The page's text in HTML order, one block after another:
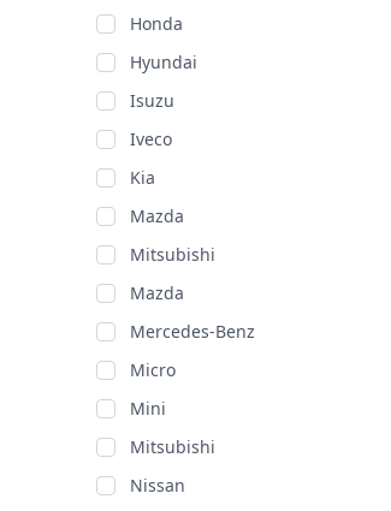
Honda
Hyundai
Isuzu
Iveco
Kia
Mazda
Mitsubishi
Mazda
Mercedes-Benz
Micro
Mini
Mitsubishi
Nissan